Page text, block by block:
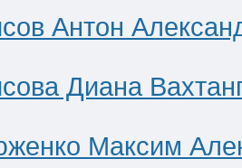
Антон
Диана
Максим